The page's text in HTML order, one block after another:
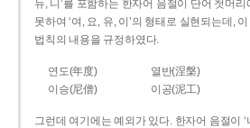
뉴, 니’를 포함하는 한자어 음절이 단어 첫머리
못하여 ‘여, 요, 유, 이’의 형태로 실현되는데,
법칙의 내용을 규정하였다.
연도(年度) 열반(涅槃)
이승(尼僧)
이공(泥工)
그런데 여기에는 예외가 있다. 한자어 음절이 ‘